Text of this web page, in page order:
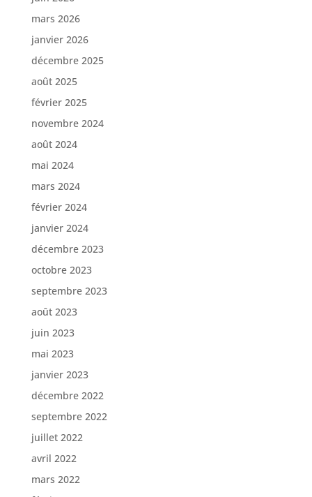
mars 2026
janvier 2026
décembre 2025
août 2025
février 2025
novembre 2024
août 2024
mai 2024
mars 2024
février 2024
janvier 2024
décembre 2023
octobre 2023
septembre 2023
août 2023
juin 2023
mai 2023
janvier 2023
décembre 2022
septembre 2022
juillet 2022
avril 2022
mars 2022